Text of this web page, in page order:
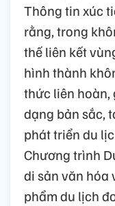
Thông tin xúc
rằng, trong
thế liên kết
hình thành
thức liên hoàn,
dạng bản sắc,
phát triển du
Chương trình
di sản văn hóa
phẩm du lịch